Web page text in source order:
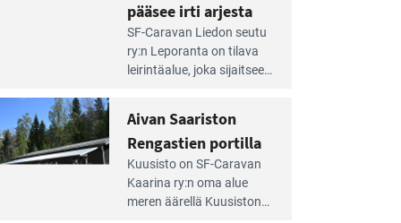
pääsee irti arjesta
SF-Caravan Liedon seutu
ry:n Leporanta on tilava
leirintäalue, joka sijaitsee
ympärillä. – Lampi on
upea ja puhdas, ja se
tarjoaa ympäris­töineen
kauniit maisemat ja
loistavat virkistäytymis­
Aivan Saariston
Rengastien portilla
Kuusisto on SF-Caravan
Kaarina ry:n oma alue
meren äärellä Kuusiston